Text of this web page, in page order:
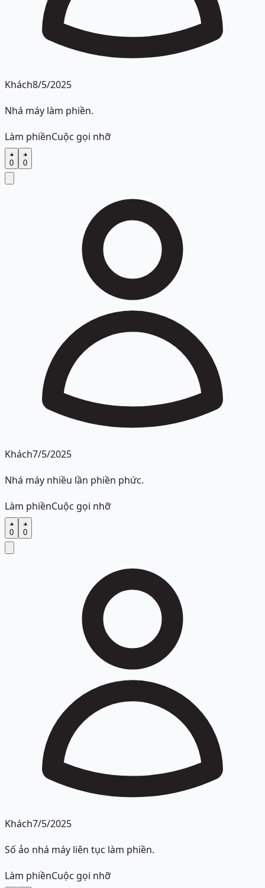
Khách8/5/2025
Nhá máy làm phiền.
Làm phiềnCuộc gọi nhỡ
0 0
Khách7/5/2025
Nhá máy nhiều lần phiền phức.
Làm phiềnCuộc gọi nhỡ
0 0
Khách7/5/2025
Số ảo nhá máy liên tục làm phiền.
Làm phiềnCuộc gọi nhỡ